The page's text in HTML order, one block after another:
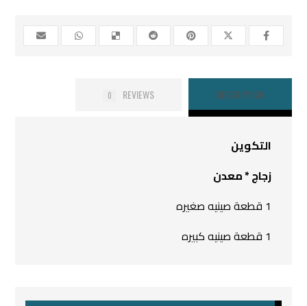
DESCRIPTION
REVIEWS
0
التكوين
زجاج * معدن
1 قطعة صينيه صغيره
1 قطعة صينيه كبيره